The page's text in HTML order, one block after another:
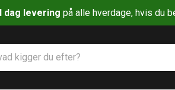
dag levering på alle hverdage, hvis du